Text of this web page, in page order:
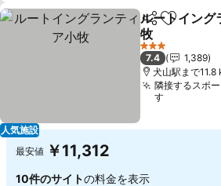
人気施設
シェアお気に
ルートイング
牧
3 ホテルのランク
7.4
1,389
犬山駅まで11.8
隣接するスポ
す
最安値 ￥11,312
10件のサイトの料金を表示